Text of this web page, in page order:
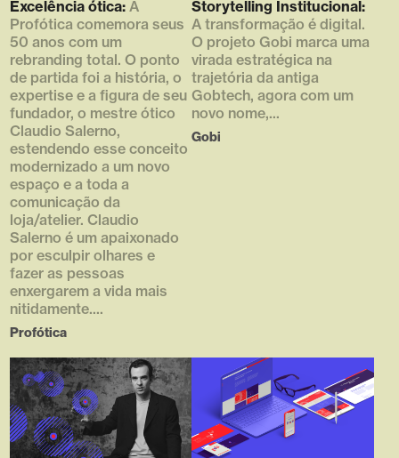
1080_06_thumb_2.jpg [1] =>
768 [2] => 432 [3] => )
Excelência ótica: A
Profótica comemora seus
50 anos com um
rebranding total. O ponto
de partida foi a história, o
expertise e a figura de seu
fundador, o mestre ótico
Claudio Salerno,
estendendo esse conceito
modernizado a um novo
espaço e a toda a
comunicação da
loja/atelier. Claudio
Salerno é um apaixonado
por esculpir olhares e
fazer as pessoas
enxergarem a vida mais
nitidamente....
Profótica
Storytelling Institucional:
A transformação é digital.
O projeto Gobi marca uma
virada estratégica na
trajetória da antiga
Gobtech, agora com um
novo nome,...
Gobi